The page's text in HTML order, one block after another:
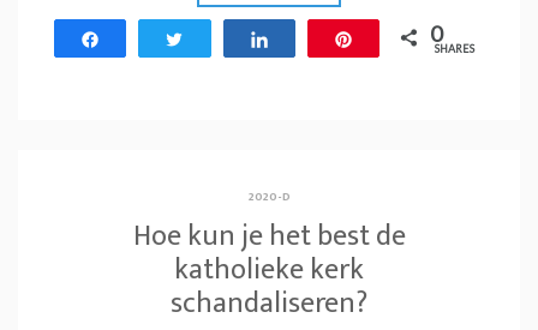
0
SHARES
2020-D
Hoe kun je het best de
katholieke kerk
schandaliseren?